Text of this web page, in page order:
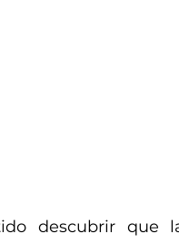
descubrir que